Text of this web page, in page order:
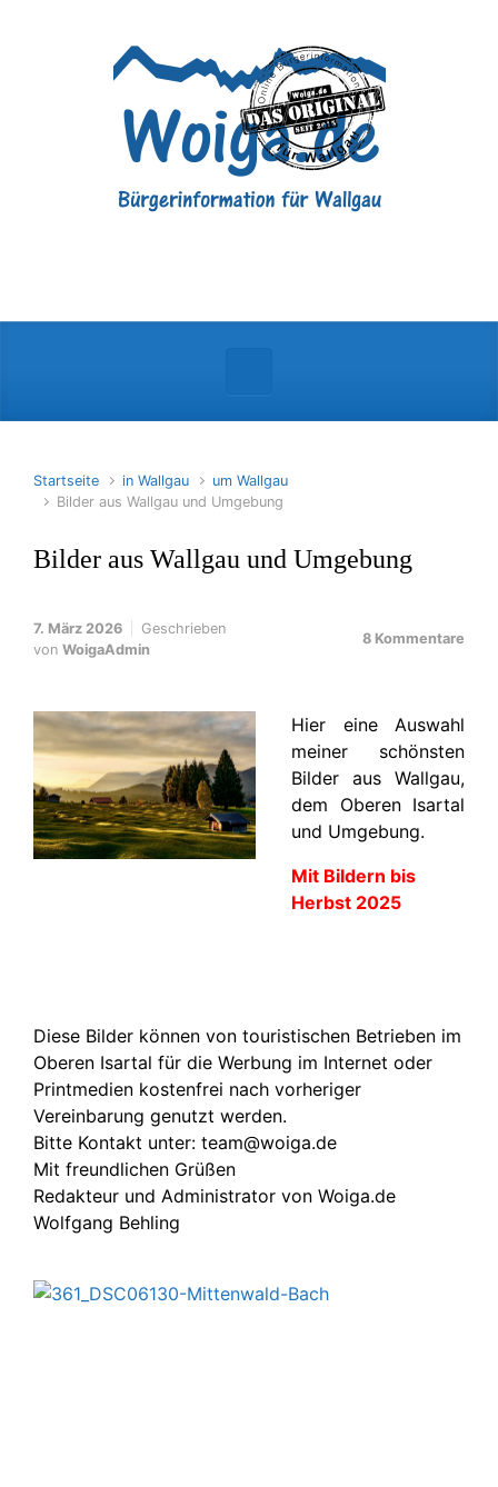
Startseite in Wallgau
um Wallgau
Bilder aus Wallgau und Umgebung
Bilder aus Wallgau und Umgebung
7. März 2026
Geschrieben
von WoigaAdmin
8 Kommentare
Hier eine Auswahl
meiner schönsten
Bilder aus Wallgau,
dem Oberen Isartal
und Umgebung.
Mit Bildern bis
Herbst 2025
Diese Bilder können von touristischen Betrieben im
Oberen Isartal für die Werbung im Internet oder
Printmedien kostenfrei nach vorheriger
Vereinbarung genutzt werden.
Bitte Kontakt unter: team@woiga.de
Mit freundlichen Grüßen
Redakteur und Administrator von Woiga.de
Wolfgang Behling